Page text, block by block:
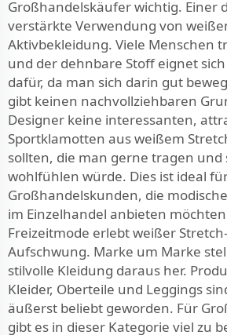
Großhandelskäufer wichtig. Einer
verstärkte Verwendung von
Aktivbekleidung. Viele Menschen
und der dehnbare Stoff eignet
dafür, da man sich darin gut
gibt keinen nachvollziehbaren
Designer keine interessanten,
Sportklamotten aus weißem
sollten, die man gerne tragen und
wohlfühlen würde. Dies ist ideal
Großhandelskunden, die
im Einzelhandel anbieten
Freizeitmode erlebt weißer
Aufschwung. Marke um Marke
stilvolle Kleidung daraus her.
Kleider, Oberteile und Leggings
äußerst beliebt geworden. Für
gibt es in dieser Kategorie viel zu